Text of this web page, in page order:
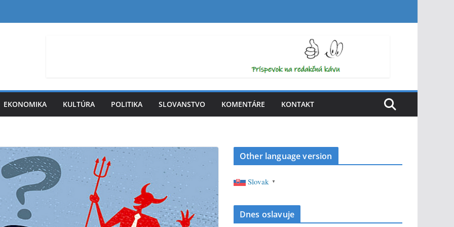
EKONOMIKA KULTÚRA POLITIKA SLOVANSTVO KOMENTÁRE KONTAKT
Other language version
Slovak ▼
Dnes oslavuje